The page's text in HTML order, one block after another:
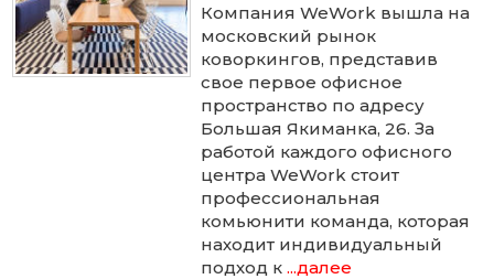
Компания WeWork вышла на
московский рынок
коворкингов, представив
свое первое офисное
пространство по адресу
Большая Якиманка, 26. За
работой каждого офисного
центра WeWork стоит
профессиональная
комьюнити команда, которая
находит индивидуальный
подход к ...далее